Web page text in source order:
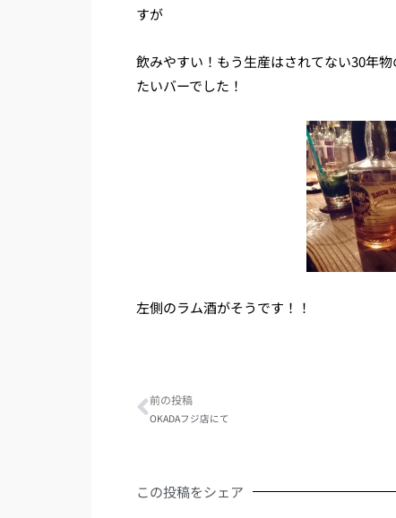
すが
飲みやすい！もう生産はされてない30年
たいバーでした！
左側のラム酒がそうです！！
前の投稿
OKADAフジ店にて
この投稿をシェア